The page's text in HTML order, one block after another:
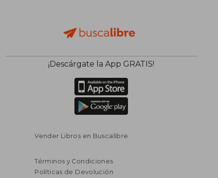
$ 55.14 45%
¡Descárgate la App GRATIS!
Vender Libros en Buscalibre
Términos y Condiciones
Políticas de Devolución